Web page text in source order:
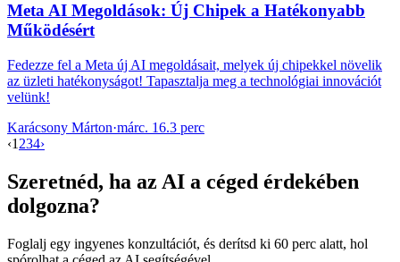
Meta AI Megoldások: Új Chipek a Hatékonyabb
Működésért
Fedezze fel a Meta új AI megoldásait, melyek új chipekkel növelik
az üzleti hatékonyságot! Tapasztalja meg a technológiai innovációt
velünk!
Karácsony Márton·márc. 16.3 perc
‹1 234›
Szeretnéd, ha az AI a céged érdekében
dolgozna?
Foglalj egy ingyenes konzultációt, és derítsd ki 60 perc alatt, hol